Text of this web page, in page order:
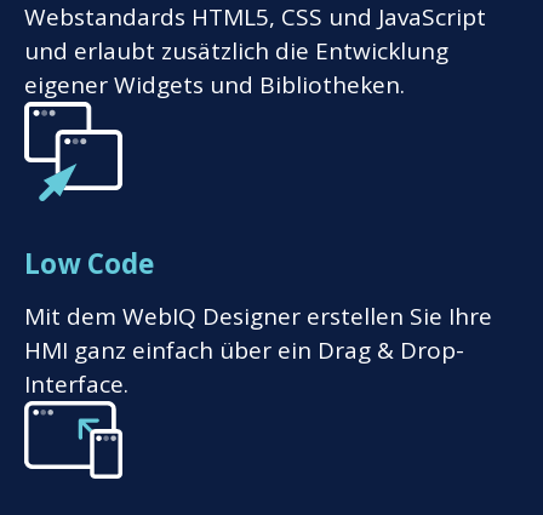
Webstandards HTML5, CSS und JavaScript
und erlaubt zusätzlich die Entwicklung
eigener Widgets und Bibliotheken.
Low Code
Mit dem WebIQ Designer erstellen Sie Ihre
HMI ganz einfach über ein Drag & Drop-
Interface.